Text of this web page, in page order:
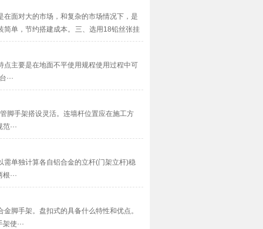
面对大的市场，和复杂的市场情况下，是
单，节约搭建成本。 三、选用18铅丝张挂
主要是在地面不平使用规程使用过程中可
···
脚手架搭设灵活。连墙杆位置应在施工方
···
单独计算各自铝合金的立杆(门架立杆)稳
···
脚手架。盘扣式的具备什么特性和优点。
使···